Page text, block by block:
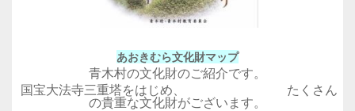
あおきむら文化財マップ
青木村の文化財のご紹介です。
国宝大法寺三重塔をはじめ、 たくさん
の貴重な文化財がございます。